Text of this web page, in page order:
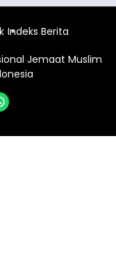
Indeks Berita
Jemaat Muslim